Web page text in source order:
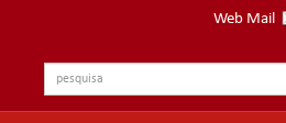
Web Mail